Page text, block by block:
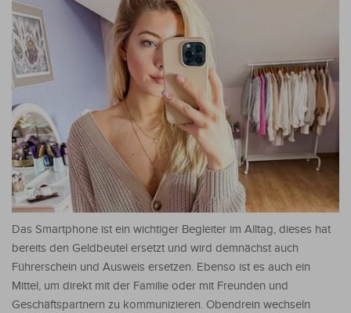
Das Smartphone ist ein wichtiger Begleiter im Alltag, dieses hat
bereits den Geldbeutel ersetzt und wird demnächst auch
Führerschein und Ausweis ersetzen. Ebenso ist es auch ein
Mittel, um direkt mit der Familie oder mit Freunden und
Geschäftspartnern zu kommunizieren. Obendrein wechseln